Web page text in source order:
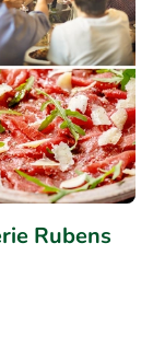
Rubens